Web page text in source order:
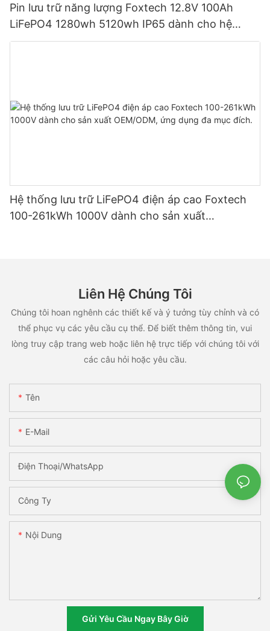
Pin lưu trữ năng lượng Foxtech 12.8V 100Ah
LiFePO4 1280wh 5120wh IP65 dành cho hệ
thống năng lượng mặt trời gia đình
Hệ thống lưu trữ LiFePO4 điện áp cao Foxtech
100-261kWh 1000V dành cho sản xuất
Liên Hệ Chúng Tôi
Chúng tôi hoan nghênh các thiết kế và ý tưởng tùy chỉnh và có
thể phục vụ các yêu cầu cụ thể. Để biết thêm thông tin, vui
lòng truy cập trang web hoặc liên hệ trực tiếp với chúng tôi với
các câu hỏi hoặc yêu cầu.
Tên
E-Mail
Điện Thoại/WhatsApp
Công Ty
Nội Dung
Gửi Yêu Cầu Ngay Bây Giờ